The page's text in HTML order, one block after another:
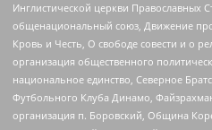
Инглистической церкви Православных
общенациональный союз, Движение
Кровь и Честь, О свободе совести и о
организация общественного
национальное единство, Северное
Футбольного Клуба Динамо,
организация п. Боровский, Община